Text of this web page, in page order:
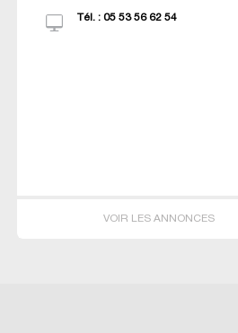
Tél. : 05 53 56 62 54
VOIR LES ANNONCES